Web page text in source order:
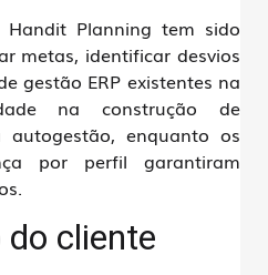
Planning tem sido
metas, identificar desvios
gestão ERP existentes na
na construção de
autogestão, enquanto os
por perfil garantiram
cliente